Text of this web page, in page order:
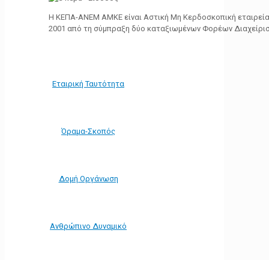
Η ΚΕΠΑ-ΑΝΕΜ ΑΜΚΕ είναι Αστική Μη Κερδοσκοπική
2001 από τη σύμπραξη δύο καταξιωμένων Φορέων
Εταιρική Ταυτότητα
Όραμα-Σκοπός
Δομή Οργάνωση
Ανθρώπινο Δυναμικό